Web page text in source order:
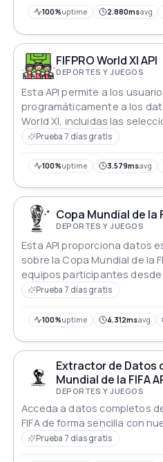
100%uptime 2.880msavg
FIFPRO World XI API
DEPORTES Y JUEGOS
Esta API permite a los
programáticamente a los
World XI, incluidas las
la información detallada de
Prueba 7 días gratis
100%uptime 3.579msavg
Copa Mundial de la
DEPORTES Y JUEGOS
Esta API proporciona datos
sobre la Copa Mundial de la
equipos participantes desde
Prueba 7 días gratis
100%uptime 4.312msavg
Extractor de Datos
Mundial de la FIFA
DEPORTES Y JUEGOS
Acceda a datos completos
FIFA de forma sencilla con
Prueba 7 días gratis